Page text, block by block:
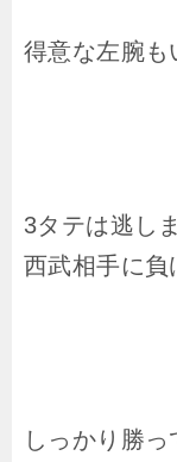
得意な左腕
3タテは逃し
西武相手に負
しっかり勝